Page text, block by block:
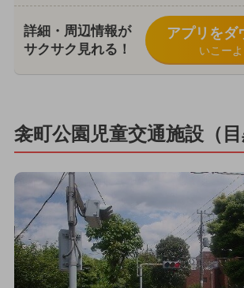
詳細・周辺情報が
サクサク見れる！
アプリをダ
いこー
衾町公園児童交通施設（目